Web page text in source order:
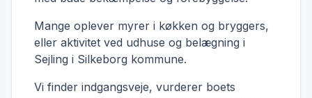
Mange oplever myrer i køkken og bryggers,
eller aktivitet ved udhuse og belægning i
Sejling i Silkeborg kommune.
Vi finder indgangsveje, vurderer boets